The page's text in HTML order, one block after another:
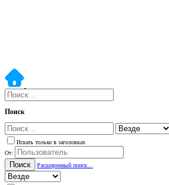
Поиск
Искать только в заголовках
От:
Поиск Расширенный поиск…